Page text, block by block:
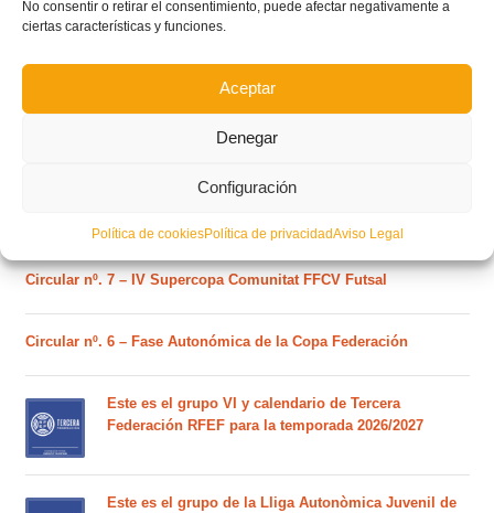
No consentir o retirar el consentimiento, puede afectar negativamente a
ciertas características y funciones.
Aceptar
Denegar
Configuración
Política de cookiesPolítica de privacidadAviso Legal
POSTS RECIENTES
Ferran Torres se da un baño de masas y se convierte
Estos son los dos grupos y calendarios de Lliga
Circular nº. 7 – IV Supercopa Comunitat FFCV Futsal
Circular nº. 6 – Fase Autonómica de la Copa Federación
Este es el grupo VI y calendario de Tercera
Federación RFEF para la temporada 2026/2027
Este es el grupo de la Lliga Autonòmica Juvenil de